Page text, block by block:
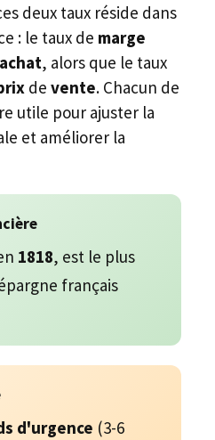
deux taux réside dans
: le taux de marge
achat, alors que le taux
de vente. Chacun de
utile pour ajuster la
et améliorer la
1818, est le plus
français
d'urgence (3-6